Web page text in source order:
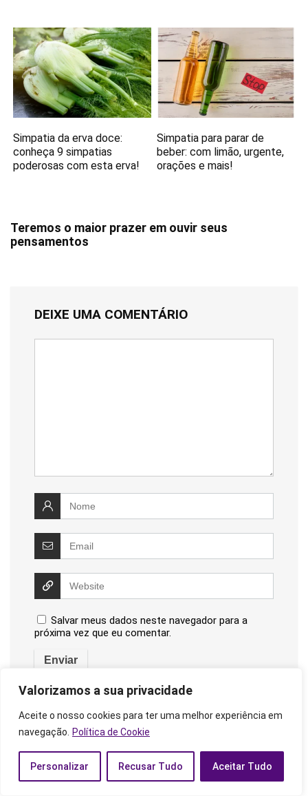
Valorizamos a sua privacidade
Aceite o nosso cookies para ter uma melhor experiência em
navegação.
Política de Cookie
Personalizar Recusar Tudo Aceitar Tudo
Simpatia da erva doce:
conheça 9 simpatias
poderosas com esta erva!
Simpatia para parar de
beber: com limão, urgente,
orações e mais!
Teremos o maior prazer em ouvir seus
pensamentos
DEIXE UMA COMENTÁRIO
Salvar meus dados neste navegador para a
próxima vez que eu comentar.
Pesquisar